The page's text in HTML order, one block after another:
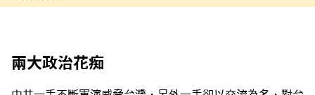
兩大政治花痴